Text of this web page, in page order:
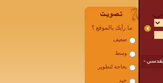
حجاً مبروراً : امل القدسي